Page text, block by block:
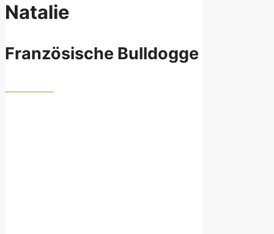
Natalie
Französische Bulldogge